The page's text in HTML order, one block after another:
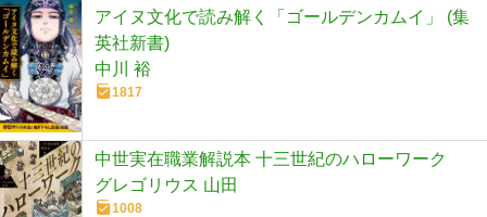
アイヌ文化で読み解く「ゴールデンカムイ」 (集
英社新書)
中川 裕
1817
中世実在職業解説本 十三世紀のハローワーク
グレゴリウス 山田
1008